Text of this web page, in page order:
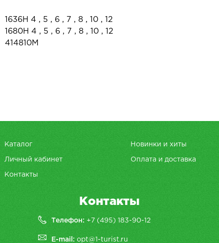
1636H 4 , 5 , 6 , 7 , 8 , 10 , 12
1680H 4 , 5 , 6 , 7 , 8 , 10 , 12
414810M
Каталог Новинки и хиты
Личный кабинет Оплата и доставка
Контакты
Контакты
Телефон: +7 (495) 183-90-12
E-mail:opt@1-turist.ru